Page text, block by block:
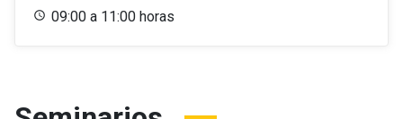
09:00 a 11:00 horas